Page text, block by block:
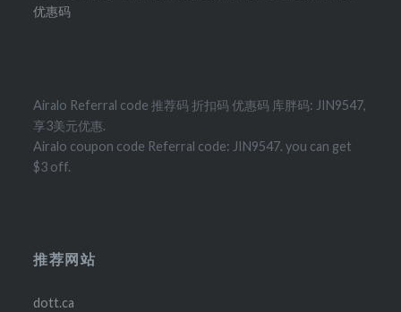
优惠码
Airalo Referral code 推荐码 折扣码 优惠码 库胖码: JIN9547,
享3美元优惠.
Airalo coupon code Referral code: JIN9547. you can get
$3 off.
推荐网站
dott.ca